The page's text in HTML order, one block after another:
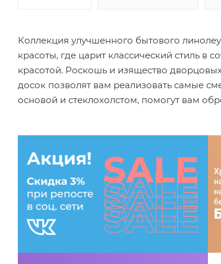
Коллекция улучшенного бытового
красоты, где царит классический стиль
красотой. Роскошь и изящество
досок позволят вам реализовать самые
основой и стеклохолстом, помогут вам